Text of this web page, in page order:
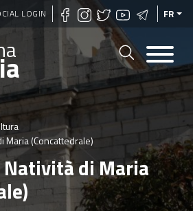
Aller
au
contenu
principal
LOGIN FR
Maria (Concattedrale)
Natività di Maria